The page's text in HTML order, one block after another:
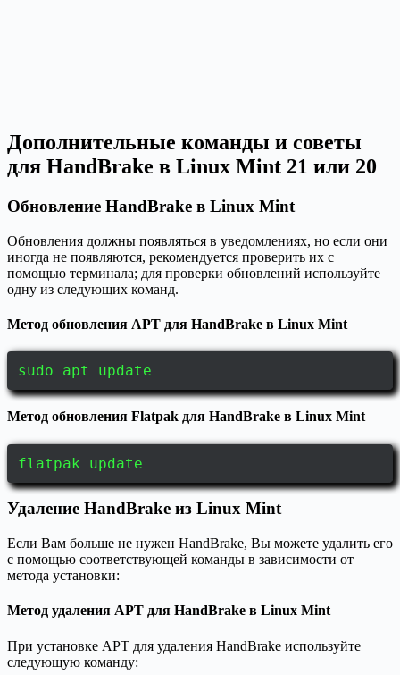
Дополнительные команды и советы
для HandBrake в Linux Mint 21 или 20
Обновление HandBrake в Linux Mint
Обновления должны появляться в уведомлениях, но если они
иногда не появляются, рекомендуется проверить их с
помощью терминала; для проверки обновлений используйте
одну из следующих команд.
Метод обновления APT для HandBrake в Linux Mint
sudo apt update
Метод обновления Flatpak для HandBrake в Linux Mint
flatpak update
Удаление HandBrake из Linux Mint
Если Вам больше не нужен HandBrake, Вы можете удалить его
с помощью соответствующей команды в зависимости от
метода установки:
Метод удаления APT для HandBrake в Linux Mint
При установке APT для удаления HandBrake используйте
следующую команду: